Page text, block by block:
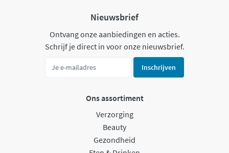
Nieuwsbrief
Ontvang onze aanbiedingen en acties.
Schrijf je direct in voor onze nieuwsbrief.
Inschrijven
Ons assortiment
Verzorging
Beauty
Gezondheid